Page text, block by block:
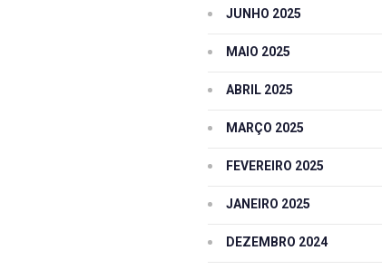
JUNHO 2025
MAIO 2025
ABRIL 2025
MARÇO 2025
FEVEREIRO 2025
JANEIRO 2025
DEZEMBRO 2024